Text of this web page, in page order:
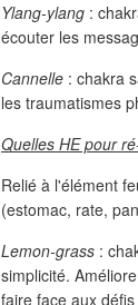
Ylang-ylang :
écouter les
Cannelle : chakra
les traumatismes
Quelles HE pour
Relié à l'élément
(estomac, rate,
Lemon-grass :
simplicité.
faire face aux